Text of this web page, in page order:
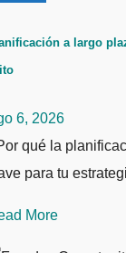
a largo
6, 2026
qué la
para tu
More